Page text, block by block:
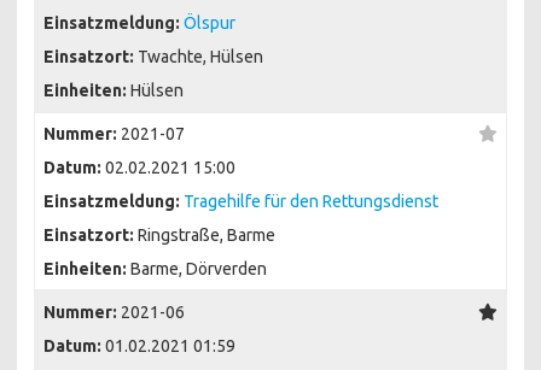
Einsatzmeldung: Ölspur
Einsatzort: Twachte, Hülsen
Einheiten: Hülsen
Nummer: 2021-07
Datum: 02.02.2021 15:00
Einsatzmeldung: Tragehilfe für den Rettungsdienst
Einsatzort: Ringstraße, Barme
Einheiten: Barme, Dörverden
Nummer: 2021-06
Datum: 01.02.2021 01:59